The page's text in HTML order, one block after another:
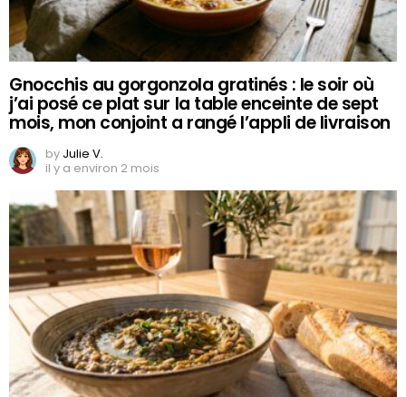
Gnocchis au gorgonzola gratinés : le soir où
j’ai posé ce plat sur la table enceinte de sept
mois, mon conjoint a rangé l’appli de livraison
by Julie V.
il y a environ 2 mois